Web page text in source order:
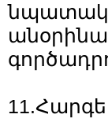
նպատակ